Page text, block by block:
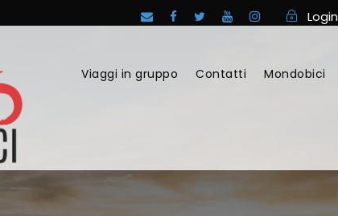
Login
Viaggi in gruppo Contatti Mondobici